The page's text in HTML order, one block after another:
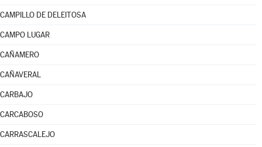
CAMPILLO DE DELEITOSA
CAMPO LUGAR
CAÑAMERO
CAÑAVERAL
CARBAJO
CARCABOSO
CARRASCALEJO